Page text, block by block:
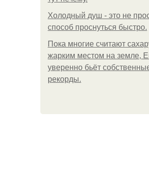
Холодный душ - это не
способ проснуться быстро.
Пока многие считают
жарким местом на земле,
уверенно бьёт
рекорды.